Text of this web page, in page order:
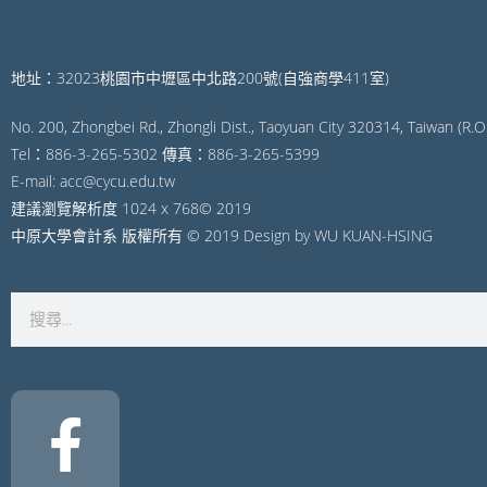
地址：32023桃園市中壢區中北路200號(自強商學411室)
No. 200, Zhongbei Rd., Zhongli Dist., Taoyuan City 320314, Taiwan
Tel：886-3-265-5302 傳真：886-3-265-5399
E-mail: acc@cycu.edu.tw
建議瀏覽解析度 1024 x 768© 2019
中原大學會計系 版權所有 © 2019 Design by WU KUAN-HSING